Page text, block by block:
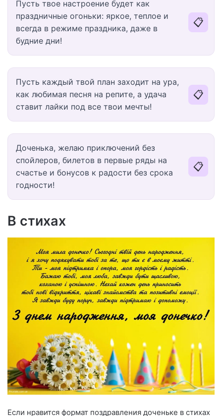
Пусть твое настроение будет как
праздничные огоньки: яркое, теплое и
всегда в режиме праздника, даже в
будние дни!
📋
Пусть каждый твой план заходит на ура,
как любимая песня на репите, а удача
ставит лайки под все твои мечты!
📋
Доченька, желаю приключений без
спойлеров, билетов в первые ряды на
счастье и бонусов к радости без срока
годности!
📋
В стихах
Если нравится формат поздравления доченьке в стихах